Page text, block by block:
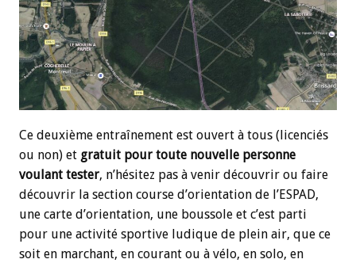
Ce deuxième entraînement est ouvert à tous (licenciés
ou non) et gratuit pour toute nouvelle personne
voulant tester, n’hésitez pas à venir découvrir ou faire
découvrir la section course d’orientation de l’ESPAD,
une carte d’orientation, une boussole et c’est parti
pour une activité sportive ludique de plein air, que ce
soit en marchant, en courant ou à vélo, en solo, en